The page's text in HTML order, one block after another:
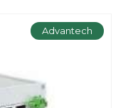
Advantech